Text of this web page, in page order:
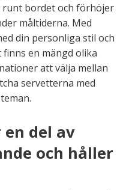
bordet och förhöjer
måltiderna. Med
din personliga stil och
en mängd olika
att välja mellan
servetterna med
del av
och håller